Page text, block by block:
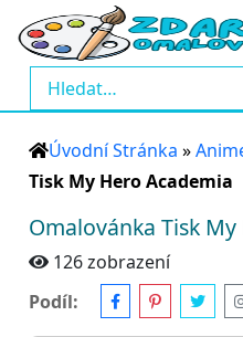
Úvodní Stránka »
Tisk My Hero Academia
Omalovánka Tisk
126 zobrazení
Podíl: